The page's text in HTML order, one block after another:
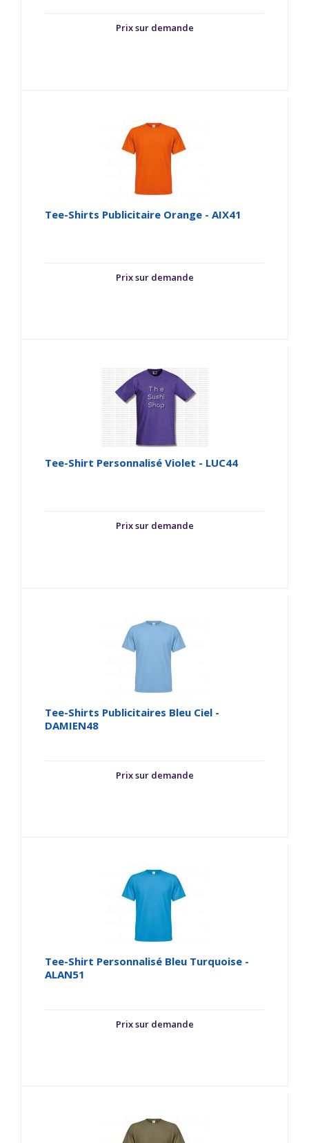
Prix sur demande
Tee-Shirts Publicitaire Orange - AIX41
Prix sur demande
Tee-Shirt Personnalisé Violet - LUC44
Prix sur demande
Tee-Shirts Publicitaires Bleu Ciel -
DAMIEN48
Prix sur demande
Tee-Shirt Personnalisé Bleu Turquoise -
ALAN51
Prix sur demande